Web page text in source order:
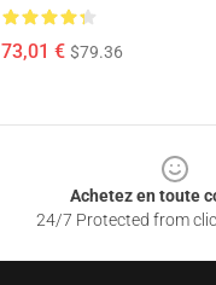
73,01 € $79.36
Achetez en toute
24/7 Protected from